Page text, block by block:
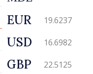
EUR 19.6237
USD 16.6982
GBP 22.5125